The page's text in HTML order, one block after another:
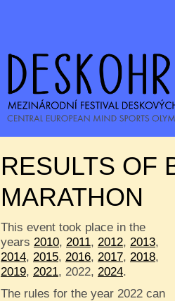
RESULTS OF
MARATHON
This event took place in the
years 2010, 2011, 2012, 2013,
2014, 2015, 2016, 2017, 2018,
2019, 2021, 2022, 2024.
The rules for the year 2022 can